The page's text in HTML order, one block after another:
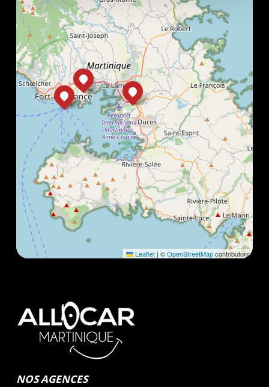
Leaflet | ©OpenStreetMapcontributors
NOS AGENCES